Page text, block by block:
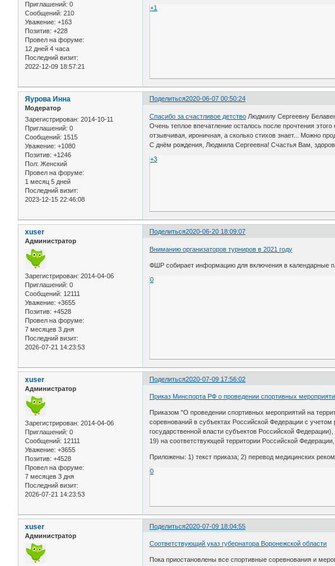
Приглашений: 0
Сообщений: 210
Уважение: +163
Позитив: +228
Провел на форуме:
12 дней 4 часа
Последний визит:
2022-12-09 18:57:21
+1
Поделиться2020-06-07 00:50:24
Яурова Инна
Модератор
Зарегистрирован: 2014-10-11
Приглашений: 0
Сообщений: 1515
Уважение: +1080
Позитив: +1246
Пол: Женский
Провел на форуме:
1 месяц 5 дней
Последний визит:
2023-12-15 22:46:08
Спасибо за счастливое детство Людмилу Сергеевну
Очень теплое впечатление осталось после прочтения
отзывчивая, ироничная, а сколько стихов знает... Можно
С днём рождения, Людмила Сергеевна! Счастья Вам,
+3
Поделиться2020-06-20 18:09:07
xuser
Администратор
Зарегистрирован: 2014-04-06
Приглашений: 0
Сообщений: 12111
Уважение: +3655
Позитив: +4528
Провел на форуме:
7 месяцев 3 дня
Последний визит:
2026-07-21 14:23:53
Вниманию организаторов турниров в 2021 году
ФШР собирает информацию для включения в календарные
0
Поделиться2020-07-09 17:56:02
xuser
Администратор
Зарегистрирован: 2014-04-06
Приглашений: 0
Сообщений: 12111
Уважение: +3655
Позитив: +4528
Провел на форуме:
7 месяцев 3 дня
Последний визит:
2026-07-21 14:23:53
Приказ Минспорта РФ о проведении спортивных
Приказом "О проведении спортивных мероприятий на
соревнований в субъектах Российской Федерации с
государственной власти субъектов Российской
19) на соответствующей территории Российской
Приложены: 1) текст приказа; 2) перевод медицинских
0
Поделиться2020-07-09 18:04:55
xuser
Администратор
Соответствующий указ губернатора Воронежской области
Пока приостановлены все спортивные соревнования и